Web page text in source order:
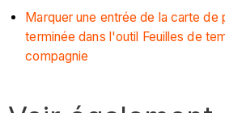
Marquer une entrée de la carte de
terminée dans l'outil Feuilles de
compagnie